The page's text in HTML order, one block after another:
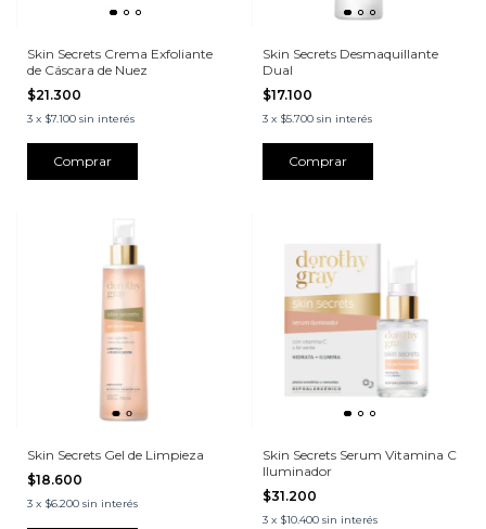
Skin Secrets Crema Exfoliante
de Cáscara de Nuez
$21.300
3 x $7.100 sin interés
Skin Secrets Desmaquillante
Dual
$17.100
3 x $5.700 sin interés
Skin Secrets Gel de Limpieza
$18.600
3 x $6.200 sin interés
Skin Secrets Serum Vitamina C
Iluminador
$31.200
3 x $10.400 sin interés